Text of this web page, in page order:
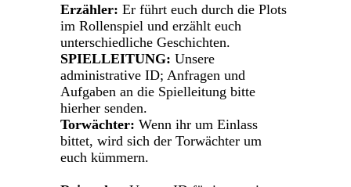
Erzähler: Er führt euch durch die Plots
im Rollenspiel und erzählt euch
unterschiedliche Geschichten.
SPIELLEITUNG: Unsere
administrative ID; Anfragen und
Aufgaben an die Spielleitung bitte
hierher senden.
Torwächter: Wenn ihr um Einlass
bittet, wird sich der Torwächter um
euch kümmern.